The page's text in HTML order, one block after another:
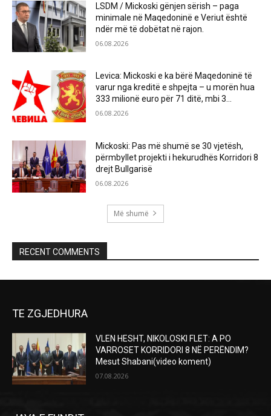
LSDM / Mickoski gënjen sërish – paga
minimale në Maqedoninë e Veriut është
ndër më të dobëtat në rajon.
06.08.2026
Levica: Mickoski e ka bërë Maqedoninë të
varur nga kreditë e shpejta – u morën hua
333 milionë euro për 71 ditë, mbi 3...
06.08.2026
Mickoski: Pas më shumë se 30 vjetësh,
përmbyllet projekti i hekurudhës Korridori 8
drejt Bullgarisë
06.08.2026
Më shumë
RECENT COMMENTS
TE ZGJEDHURA
VLEN HESHT, NIKOLOSKI FLET: A PO
VARROSET KORRIDORI 8 NË PERËNDIM?
Mesut Shabani(video koment)
07.08.2026